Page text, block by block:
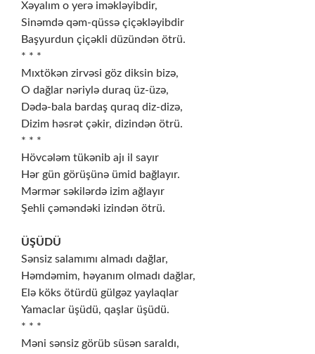
Xəyalım o yerə iməkləyibdir,
Sinəmdə qəm-qüssə çiçəkləyibdir
Başyurdun çiçəkli düzündən ötrü.
* * *
Mıxtökən zirvəsi göz diksin bizə,
O dağlar nəriylə duraq üz-üzə,
Dədə-bala bardaş quraq diz-dizə,
Dizim həsrət çəkir, dizindən ötrü.
* * *
Hövcələm tükənib ajı il sayır
Hər gün görüşünə ümid bağlayır.
Mərmər səkilərdə izim ağlayır
Şehli çəməndəki izindən ötrü.
ÜŞÜDÜ
Sənsiz salamımı almadı dağlar,
Həmdəmim, həyanım olmadı dağlar,
Elə köks ötürdü gülgəz yaylaqlar
Yamaclar üşüdü, qaşlar üşüdü.
* * *
Məni sənsiz görüb süsən saraldı,